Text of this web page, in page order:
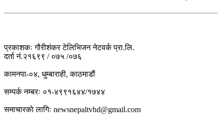
प्रकाशकः गौरीशंकर टेलिभिजन नेटवर्क प्रा.लि.
दर्ता नं.२१६९९ / ०७५ /०७६
कामनपा-०४, धुम्बाराही, काठमाडौं
सम्पर्क नम्बरः ०१-४९९१६४४/१७४४
समाचारकाे लागिः newsnepaltvhd@gmail.com